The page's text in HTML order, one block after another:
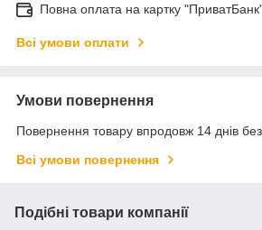
Повна оплата на картку
Всі умови оплати
Умови повернення
Повернення товару впродовж 14 днів
Всі умови повернення
Подібні товари компанії